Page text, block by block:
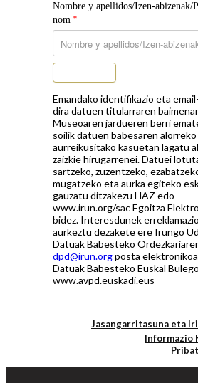
Nombre y apellidos/Izen-abizenak/
nom *
Emandako identifikazio eta
dira datuen titularraren
Museoaren jardueren berri
soilik datuen babesaren
aurreikusitako kasuetan lagatu
zaizkie hirugarrenei. Datuei
sartzeko, zuzentzeko,
mugatzeko eta aurka egiteko
gauzatu ditzakezu HAZ edo
www.irun.org/sac Egoitza
bidez. Interesdunek
aurkeztu dezakete ere Irungo
Datuak Babesteko
dpd@irun.orgposta
Datuak Babesteko Euskal
www.avpd.euskadi.eus
Jasangarritasuna eta
Informazio